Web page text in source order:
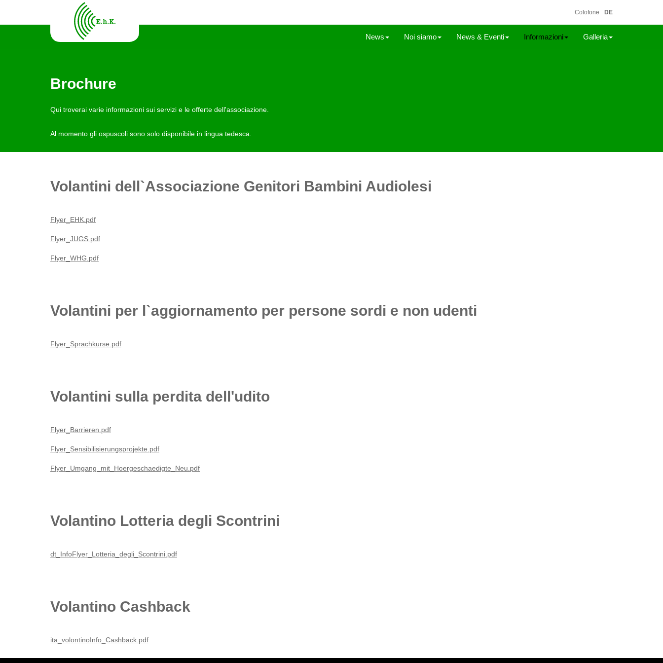
News Noi siamo News & Eventi Informazioni Galleria
Colofone DE
Brochure
Qui troverai varie informazioni sui servizi e le offerte dell'associazione.
Al momento gli ospuscoli sono solo disponibile in lingua tedesca.
Volantini dell`Associazione Genitori Bambini Audiolesi
Flyer_EHK.pdf
Flyer_JUGS.pdf
Flyer_WHG.pdf
Volantini per l`aggiornamento per persone sordi e non udenti
Flyer_Sprachkurse.pdf
Volantini sulla perdita dell'udito
Flyer_Barrieren.pdf
Flyer_Sensibilisierungsprojekte.pdf
Flyer_Umgang_mit_Hoergeschaedigte_Neu.pdf
Volantino Lotteria degli Scontrini
dt_InfoFlyer_Lotteria_degli_Scontrini.pdf
Volantino Cashback
ita_volontinoInfo_Cashback.pdf